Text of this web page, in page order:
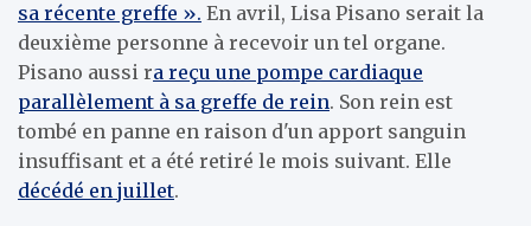
sa récente greffe ». En avril, Lisa Pisano serait la
deuxième personne à recevoir un tel organe.
Pisano aussi ra reçu une pompe cardiaque
parallèlement à sa greffe de rein. Son rein est
tombé en panne en raison d'un apport sanguin
insuffisant et a été retiré le mois suivant. Elle
décédé en juillet.